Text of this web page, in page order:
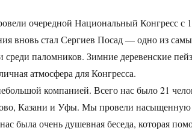
очередной Национальный Конгресс с
вновь стал Сергиев Посад — одно из
среди паломников. Зимние деревенские
атмосфера для Конгресса.
компанией. Всего нас было 21
Казани и Уфы. Мы провели насыщенную
была очень душевная беседа, которая